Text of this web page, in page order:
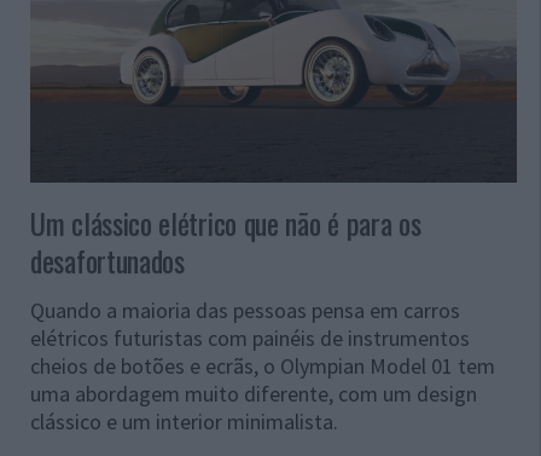
Um clássico elétrico que não é para os
desafortunados
Quando a maioria das pessoas pensa em carros
elétricos futuristas com painéis de instrumentos
cheios de botões e ecrãs, o Olympian Model 01 tem
uma abordagem muito diferente, com um design
clássico e um interior minimalista.